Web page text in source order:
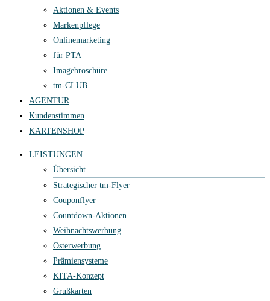
Aktionen & Events
Markenpflege
Onlinemarketing
für PTA
Imagebroschüre
tm-CLUB
AGENTUR
Kundenstimmen
KARTENSHOP
LEISTUNGEN
Übersicht
Strategischer tm-Flyer
Couponflyer
Countdown-Aktionen
Weihnachtswerbung
Osterwerbung
Prämiensysteme
KITA-Konzept
Grußkarten